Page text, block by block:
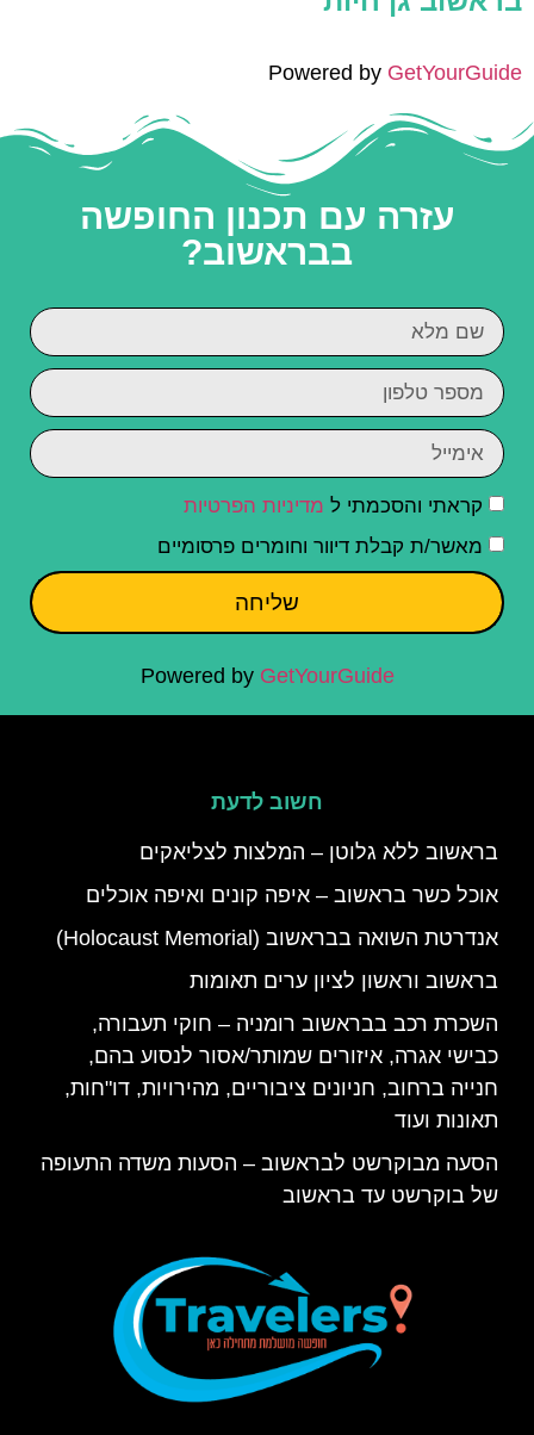
Powered by GetYourGuide
עזרה עם תכנון החופשה
בבראשוב?
קראתי והסכמתי ל מדיניות הפרטיות
מאשר/ת קבלת דיוור וחומרים פרסומיים
שליחה
Powered by GetYourGuide
חשוב לדעת
בראשוב ללא גלוטן – המלצות לצליאקים
אוכל כשר בראשוב – איפה קונים ואיפה אוכלים
אנדרטת השואה בבראשוב (Holocaust Memorial)
בראשוב וראשון לציון ערים תאומות
השכרת רכב בבראשוב רומניה – חוקי תעבורה,
כבישי אגרה, איזורים שמותר/אסור לנסוע בהם,
חנייה ברחוב, חניונים ציבוריים, מהירויות, דו"חות,
תאונות ועוד
הסעה מבוקרשט לבראשוב – הסעות משדה התעופה
של בוקרשט עד בראשוב